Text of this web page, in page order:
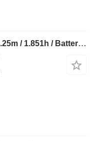
Jungheinrich EFG 215 / Triplex 4.25m / 1.851h / Batterie 2023